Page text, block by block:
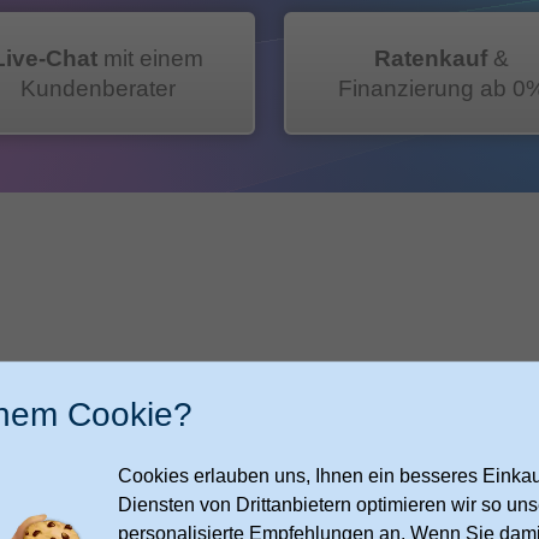
Chat mit einem
Kundenberater
Ratenkauf &
Finanzierung ab
79,99
79,99
79,99 € 177,-
€ 177,-
€ 177,-
Cookie?
Cookies erlauben uns, Ihnen ein besseres
Diensten von Drittanbietern optimieren wir so
personalisierte Empfehlungen an. Wenn Sie